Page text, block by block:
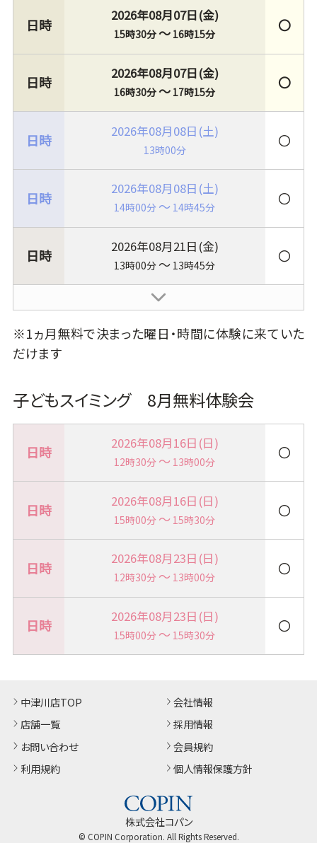
2026年08月07日(金)
15時30分 ～ 16時15分
〇
2026年08月07日(金)
16時30分 ～ 17時15分
〇
2026年08月08日(土)
13時00分
〇
2026年08月08日(土)
14時00分 ～ 14時45分
〇
2026年08月21日(金)
13時00分 ～ 13時45分
〇
※1ヵ月無料で決まった曜日・時間に体験に来ていた
だけます
子どもスイミング 8月無料体験会
2026年08月16日(日)
12時30分 ～ 13時00分
〇
2026年08月16日(日)
15時00分 ～ 15時30分
〇
2026年08月23日(日)
12時30分 ～ 13時00分
〇
2026年08月23日(日)
15時00分 ～ 15時30分
〇
中津川店TOP
店舗一覧
お問い合わせ
利用規約
会社情報
採用情報
会員規約
個人情報保護方針
株式会社コパン
© COPIN Corporation. All Rights Reserved.